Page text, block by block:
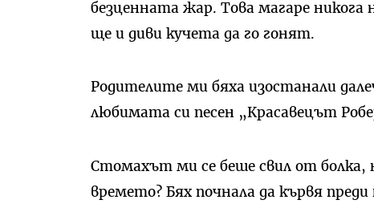
безценната жар. Това магаре никога
ще и диви кучета да го гонят.
Родителите ми бяха изостанали
любимата си песен „Красавецът
Стомахът ми се беше свил от болка,
времето? Бях почнала да кървя